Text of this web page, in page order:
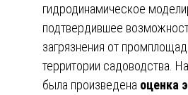
гидродинамическое
подтвердившее
загрязнения от
территории садоводства.
была произведена оценка